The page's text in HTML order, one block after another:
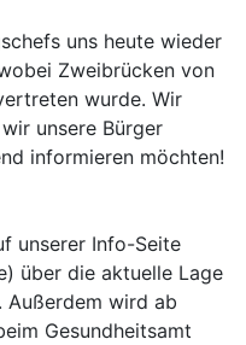
uns heute wieder
Zweibrücken von
wurde. Wir
unsere Bürger
informieren möchten!
unserer Info-Seite
über die aktuelle Lage
Außerdem wird ab
Gesundheitsamt